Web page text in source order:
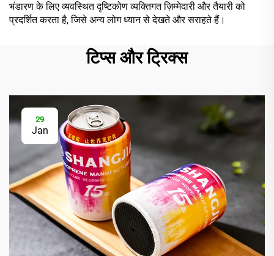
भंडारण के लिए व्यवस्थित दृष्टिकोण व्यक्तिगत ज़िम्मेदारी और तैयारी को
प्रदर्शित करता है, जिसे अन्य लोग ध्यान से देखते और सराहते हैं।
टिप्स और ट्रिक्स
29
Jan